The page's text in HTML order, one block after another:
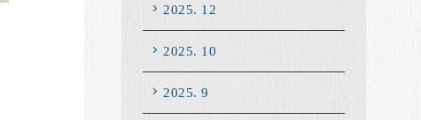
2025. 12
2025. 10
2025. 9